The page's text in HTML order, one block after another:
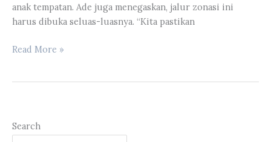
Segati-
anak tempatan. Ade juga menegaskan, jalur zonasi ini
harus dibuka seluas-luasnya. “Kita pastikan
Komisi
Persoalan
Zonasi
Read More »
Search